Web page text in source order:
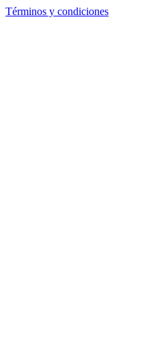
Términos y condiciones